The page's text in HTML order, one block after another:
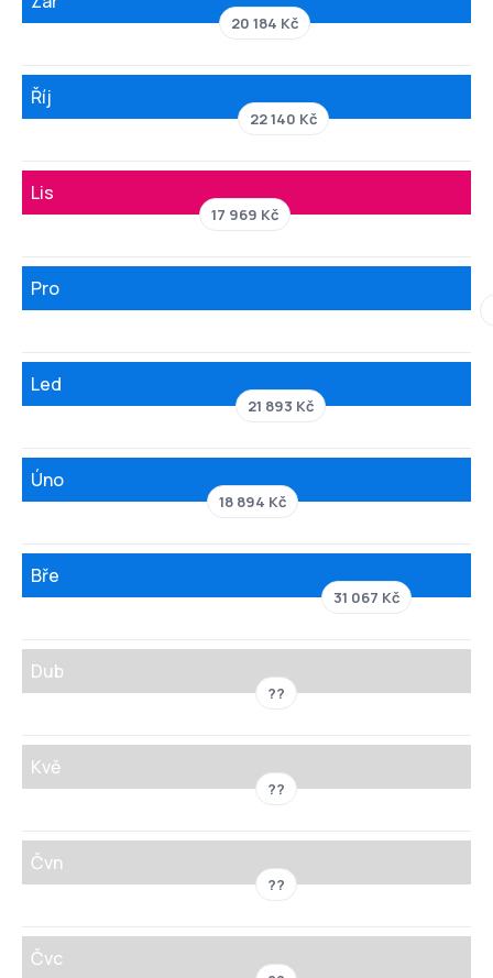
20 184 Kč
Říj
22 140 Kč
Lis
17 969 Kč
Pro
Led
21 893 Kč
Úno
18 894 Kč
Bře
31 067 Kč
Dub
??
Kvě
??
Čvn
??
Čvc